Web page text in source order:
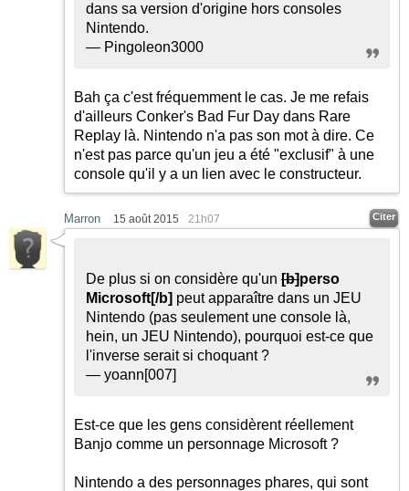
dans sa version d'origine hors consoles
Nintendo.
— Pingoleon3000
Bah ça c'est fréquemment le cas. Je me refais
d'ailleurs Conker's Bad Fur Day dans Rare
Replay là. Nintendo n'a pas son mot à dire. Ce
n'est pas parce qu'un jeu a été "exclusif" à une
console qu'il y a un lien avec le constructeur.
Marron 15 août 2015 21h07 Citer
De plus si on considère qu'un [b]perso
Microsoft[/b] peut apparaître dans un JEU
Nintendo (pas seulement une console là,
hein, un JEU Nintendo), pourquoi est-ce que
l'inverse serait si choquant ?
— yoann[007]
Est-ce que les gens considèrent réellement
Banjo comme un personnage Microsoft ?
Nintendo a des personnages phares, qui sont